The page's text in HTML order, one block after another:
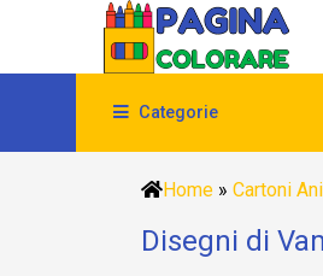
Categorie
Home » Cartoni
Disegni di